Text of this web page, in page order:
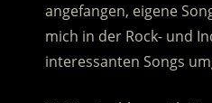
angefangen, eigene
mich in der Rock- und
interessanten Songs